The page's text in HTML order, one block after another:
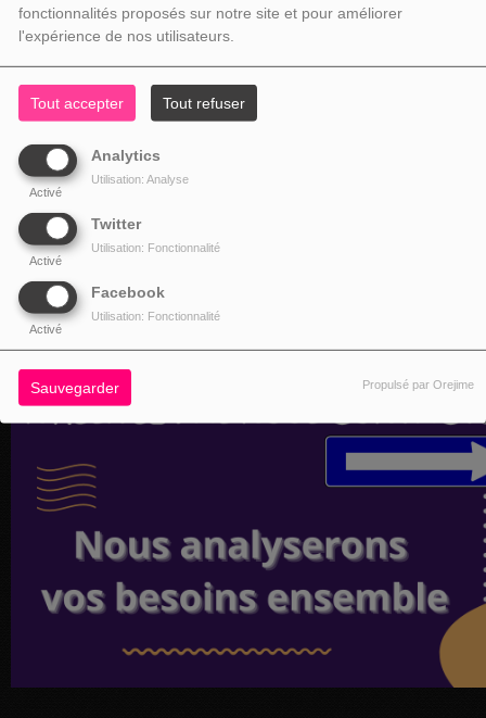
fonctionnalités proposés sur notre site et pour améliorer
l'expérience de nos utilisateurs.
Tout accepter Tout refuser
Analytics
Activé
Utilisation: Analyse
Twitter
Activé
Utilisation: Fonctionnalité
Facebook
Activé
Utilisation: Fonctionnalité
Sauvegarder Propulsé par Orejime